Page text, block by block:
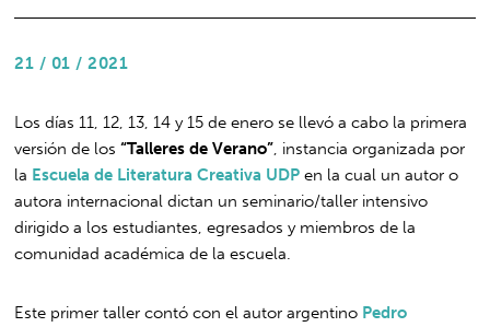
21 / 01 / 2021
Los días 11, 12, 13, 14 y 15 de enero se llevó a cabo la primera
versión de los“Talleres de Verano” , instancia organizada por
la Escuela de Literatura Creativa UDP en la cual un autor o
autora internacional dictan un seminario/taller intensivo
dirigido a los estudiantes, egresados y miembros de la
comunidad académica de la escuela.
Este primer taller contó con el autor argentino Pedro